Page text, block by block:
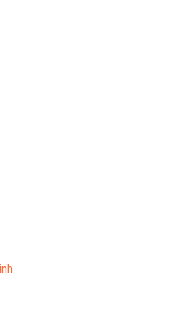
HD-TVI 16 kênh Turbo HD